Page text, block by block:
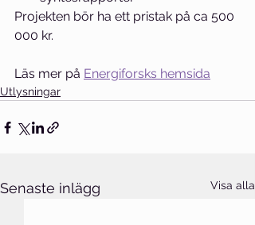
Projekten bör ha ett pristak på ca 500
000 kr.
Läs mer på Energiforsks hemsida
Utlysningar
Senaste inlägg Visa alla